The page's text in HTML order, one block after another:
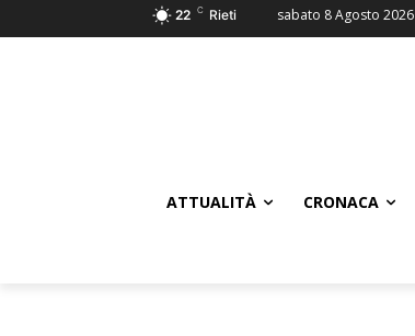
22 C Rieti sabato 8 Agosto 2026
ATTUALITÀ CRONACA